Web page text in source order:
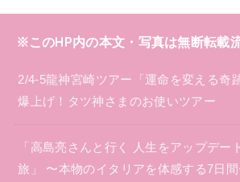
※このHP内の本文・写真は無断転載
2/4-5龍神宮崎ツアー「運命を変える奇
爆上げ！タツ神さまのお使いツアー
「高島亮さんと行く 人生をアップデー
旅」 〜本物のイタリアを体感する7日間